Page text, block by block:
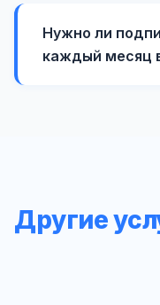
Нужно ли
каждый месяц
Другие